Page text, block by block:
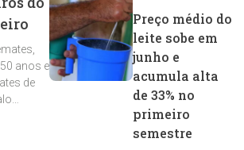
anos e
de
reprodutores e
homenagens
integram a
programação da
entidade durante a
ExpoGenética 2026
2026
Preço médio do
leite sobe em
junho e
acumula alta
de 33% no
primeiro
semestre